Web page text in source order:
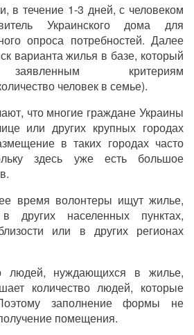
в течение 1-3 дней, с человеком
Украинского дома для
опроса потребностей. Далее
варианта жилья в базе, который
заявленным критериям
человек в семье).
что многие граждане Украины
или других крупных городах
в таких городах часто
здесь уже есть большое
время волонтеры ищут жилье,
других населенных пунктах,
или в других регионах
людей, нуждающихся в жилье,
количество людей, которые
заполнение формы не
помещения.